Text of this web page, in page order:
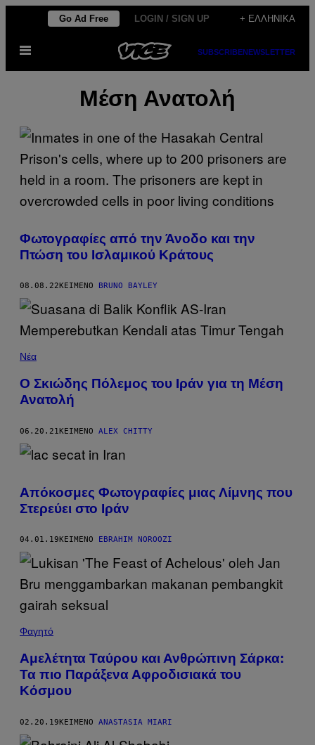
Μετάβαση
περιεχόμενο
Go Ad Free LOGIN / SIGN UP + ΕΛΛΗΝΙΚΆ
Ανοίξτε
μενού
SUBSCRIBENEWSLETTER
Μέση Ανατολή
Φωτογραφίες από την Άνοδο και την
Πτώση του Ισλαμικού Κράτους
08.08.22 ΚΕΊΜΕΝΟ BRUNO BAYLEY
Νέα
Ο Σκιώδης Πόλεμος του Ιράν για τη Μέση
Ανατολή
06.20.21ΚΕΊΜΕΝΟ ALEX CHITTY
Απόκοσμες Φωτογραφίες μιας Λίμνης που
Στερεύει στο Ιράν
04.01.19 ΚΕΊΜΕΝΟ EBRAHIM NOROOZI
Φαγητό
Αμελέτητα Ταύρου και Ανθρώπινη Σάρκα:
Τα πιο Παράξενα Αφροδισιακά του
Κόσμου
02.20.19ΚΕΊΜΕΝΟ ANASTASIA MIARI